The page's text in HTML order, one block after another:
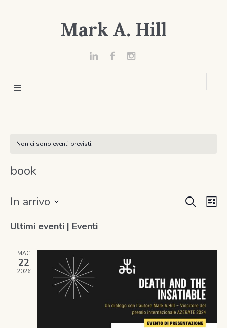
Mark A. Hill
Non ci sono eventi previsti.
book
Eventi
CERCA
In arrivo
la
Ultimi eventi | Eventi
MAG
22
2026